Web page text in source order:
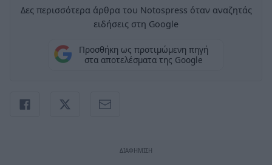
Δες περισσότερα άρθρα του Notospress όταν αναζητάς
ειδήσεις στη Google
Προσθήκη ως προτιμώμενη πηγή
στα αποτελέσματα της Google